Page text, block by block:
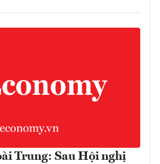
Trung: Sau Hội nghị